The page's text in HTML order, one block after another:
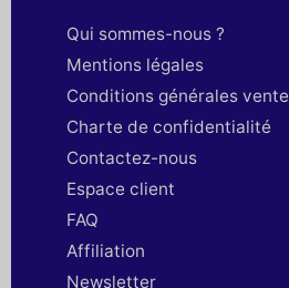
Qui sommes-nous ?
Mentions légales
Conditions générales vente
Charte de confidentialité
Contactez-nous
Espace client
FAQ
Affiliation
Newsletter